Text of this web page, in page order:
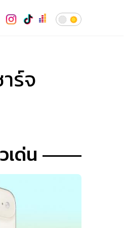
ร์จ
เด่น